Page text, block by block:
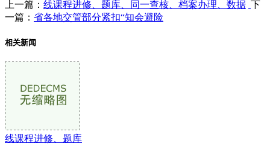
上一篇： 线课程进修、题库、同一查核、档案办理、数据 下
一篇： 省各地交管部分紧扣“知会避险
相关新闻
线课程进修、题库